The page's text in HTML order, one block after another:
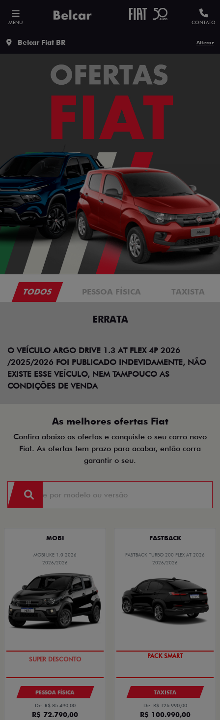
MENU CONTATO
Belcar Fiat BR Alterar
TODOS PESSOA FÍSICA TAXISTA
ERRATA
O VEÍCULO ARGO DRIVE 1.3 AT FLEX 4P 2026
/2025/2026 FOI PUBLICADO INDEVIDAMENTE, NÃO
EXISTE ESSE VEÍCULO, NEM TAMPOUCO AS
CONDIÇÕES DE VENDA
As melhores ofertas Fiat
Confira abaixo as ofertas e conquiste o seu carro novo
Fiat. As ofertas tem prazo para acabar, então corra
garantir o seu.
MOBI
MOBI LIKE 1.0 2026
2026/2026
TAXA ZERO
PESSOA FÍSICA
De: R$ 85.490,00
R$ 72.790,00
FASTBACK
FASTBACK TURBO 200 FLEX AT 2026
2026/2026
PACK SMART
TAXISTA
De: R$ 126.990,00
R$ 100.990,00